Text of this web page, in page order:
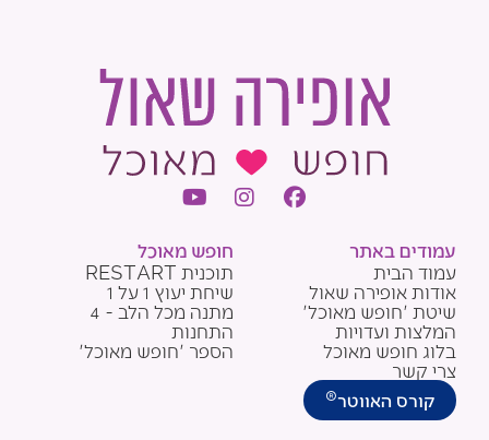
F
I
g
Y
t
u
b
e
עמודים באתר
עמוד הבית
אודות אופירה שאול
שיטת 'חופש מאוכל'
המלצות ועדויות
בלוג חופש מאוכל
צרי קשר
קורס האווטר®
חופש מאוכל
תוכנית RESTART
שיחת יעוץ 1 על 1
מתנה מכל הלב - 4
התחנות
הספר 'חופש מאוכל'